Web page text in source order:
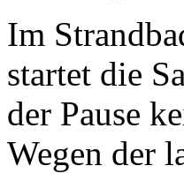
Im
startet die
der Pause
Wegen der